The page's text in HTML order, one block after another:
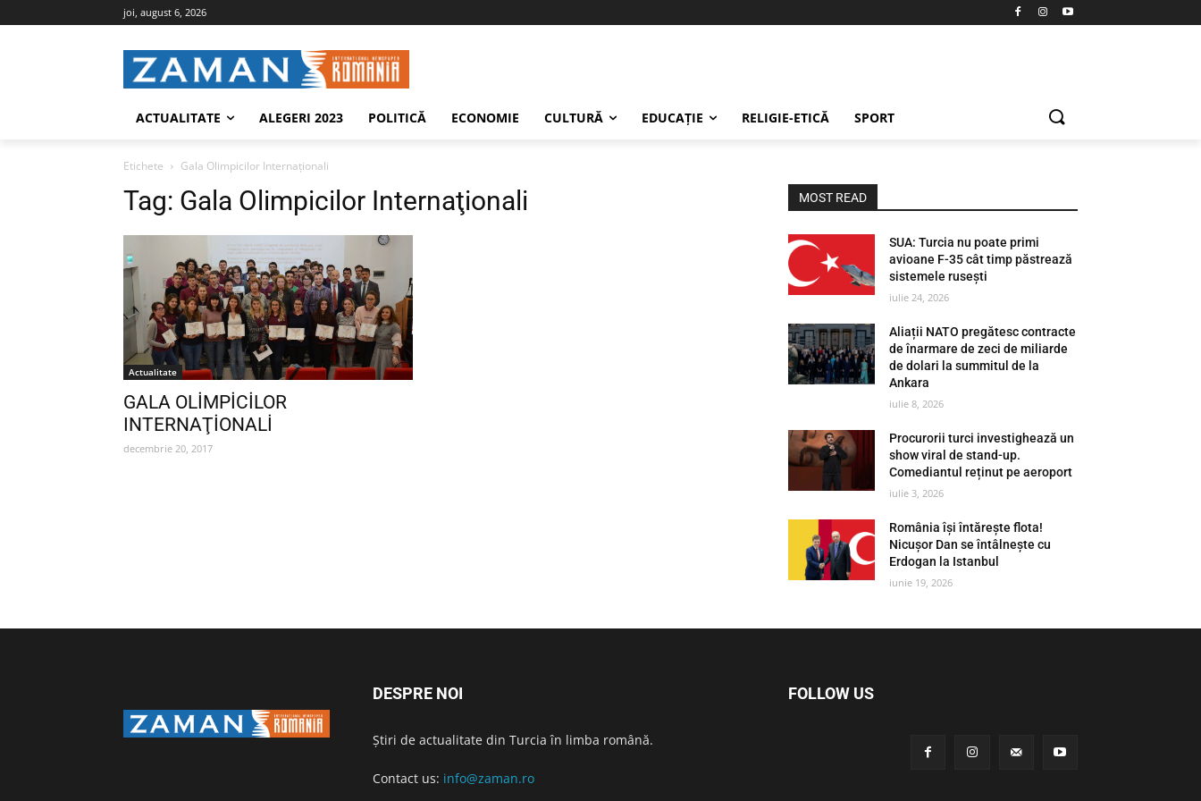
joi, august 6, 2026
ACTUALITATE ALEGERI 2023 POLITICĂ ECONOMIE CULTURĂ EDUCAŢIE RELIGIE-ETICĂ SPORT
Etichete Gala Olimpicilor Internaţionali
Tag: Gala Olimpicilor Internaţionali
Actualitate
GALA OLİMPİCİLOR
INTERNAŢİONALİ
decembrie 20, 2017
MOST READ
SUA: Turcia nu poate primi
avioane F-35 cât timp păstrează
sistemele rusești
iulie 24, 2026
Aliații NATO pregătesc contracte
de înarmare de zeci de miliarde
de dolari la summitul de la
Ankara
iulie 8, 2026
Procurorii turci investighează un
show viral de stand-up.
Comediantul reținut pe aeroport
iulie 3, 2026
România își întărește flota!
Nicușor Dan se întâlnește cu
Erdogan la Istanbul
iunie 19, 2026
DESPRE NOI
Știri de actualitate din Turcia în limba română.
Contact us: info@zaman.ro
FOLLOW US